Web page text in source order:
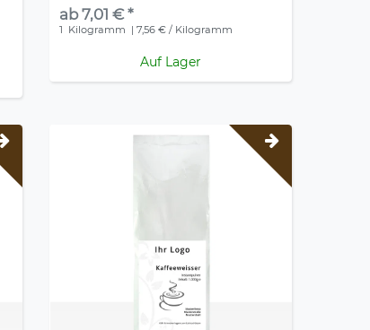
ab 7,01 € *
1 Kilogramm | 7,56 € / Kilogramm
Auf Lager